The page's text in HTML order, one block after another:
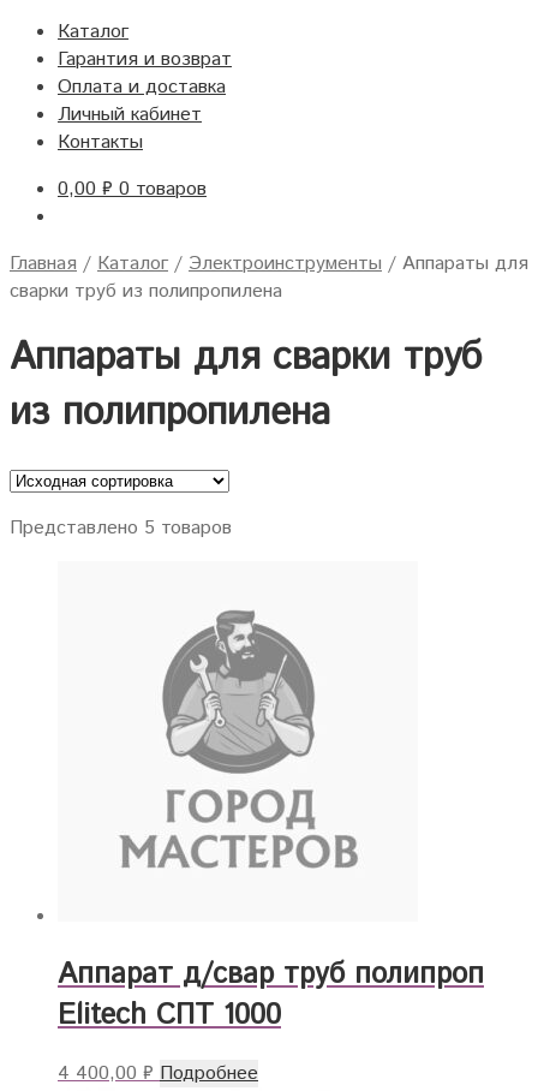
Каталог
Гарантия и возврат
Оплата и доставка
Личный кабинет
Контакты
0,00₽ 0 товаров
Главная / Каталог / Электроинструменты / Аппараты для
сварки труб из полипропилена
Аппараты для сварки труб
из полипропилена
Представлено 5 товаров
Аппарат д/свар труб полипроп
Elitech СПТ 1000
4 400,00₽ Подробнее